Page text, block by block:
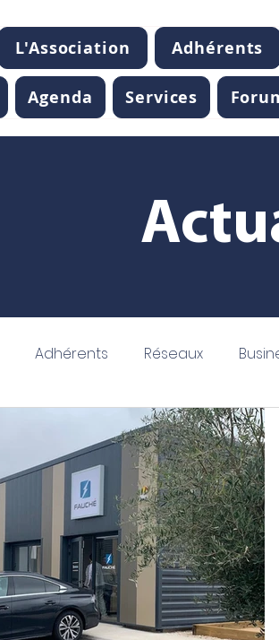
L'Association Adhérents
Agenda Services
Adhérents Réseaux
Mobilités Partenaires